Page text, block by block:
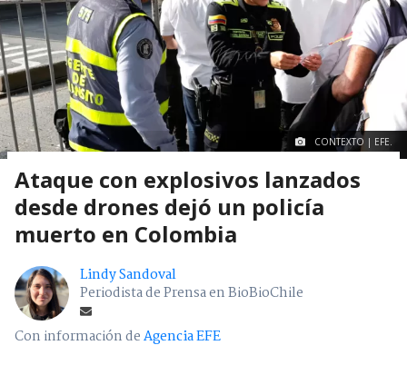
CONTEXTO | EFE.
Ataque con explosivos lanzados
desde drones dejó un policía
muerto en Colombia
Lindy Sandoval
Periodista de Prensa en BioBioChile
Con información deAgencia EFE